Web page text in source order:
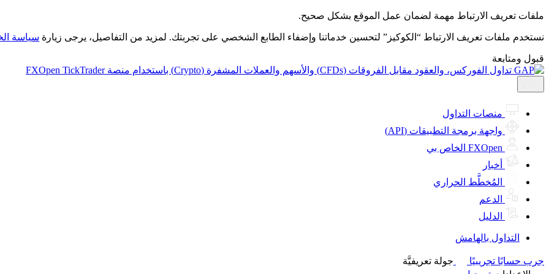
ملفات تعريف الارتباط مهمة لضمان عمل الموقع بشكل صحيح.
نستخدم ملفات تعريف الارتباط “الكوكيز” لتحسين خدماتنا وإضفاء الطابع الشخصي على تجربتك. لمزيد من التفاصيل، يرجى زيارة سياسة
قبول ومتابعة
منصات التداول
واجهة برمجة التطبيقات (API)
FXOpen الخاص بي
أخبار
المُخطَّط الحراري
الدعم
الدليل
التداول بالهامش
جرب حسابًا تجريبيًا
جولة تعريفيَّة